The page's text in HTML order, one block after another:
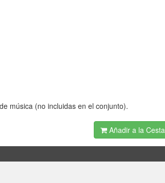
música (no incluidas en el conjunto).
Añadir a la Cesta